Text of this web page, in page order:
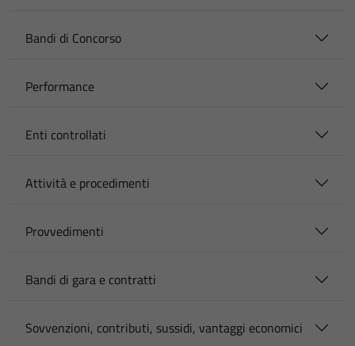
Bandi di Concorso
Performance
Enti controllati
Attività e procedimenti
Provvedimenti
Bandi di gara e contratti
Sovvenzioni, contributi, sussidi, vantaggi economici